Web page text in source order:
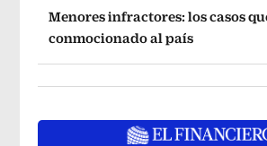
Menores infractores: los casos
conmocionado al país